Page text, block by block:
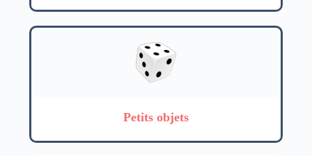
Petits objets